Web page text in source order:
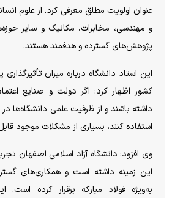
عنوان اولویت مطلق معرفی کرد. از علوم
و مهندسی، مخابرات، مکانیک و سایر
پژوهش‌های گسترده و هدفمند هستند.
این استاد دانشگاه درباره میزان
کشور اظهار کرد: اگر دولت و صنایع
داشته باشند و از ظرفیت علمی دانشگاه‌ها
استفاده کنند، بسیاری از مشکلات موجود
وی افزود: دانشگاه آزاد اسلامی اصفهان
این زمینه داشته است و همکاری‌های
به‌ویژه فولاد مبارکه برقرار کرده